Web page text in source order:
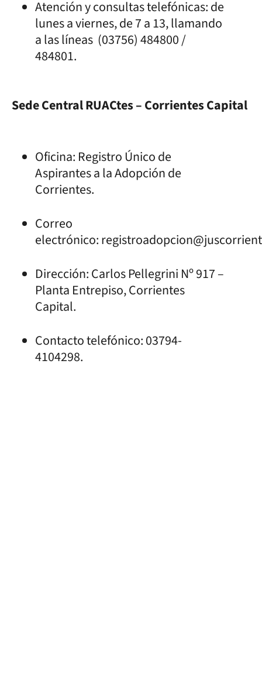
Atención y consultas telefónicas: de
lunes a viernes, de 7 a 13, llamando
a las líneas (03756) 484800 /
484801.
Sede Central RUACtes – Corrientes Capital
Oficina: Registro Único de
Aspirantes a la Adopción de
Corrientes.
Correo
electrónico:
Dirección: Carlos Pellegrini Nº 917 –
Planta Entrepiso, Corrientes
Capital.
Contacto telefónico: 03794-
4104298.